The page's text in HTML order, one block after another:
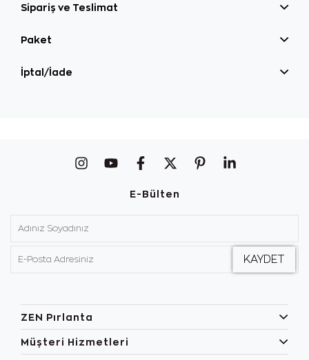
Sipariş ve Teslimat
Paket
İptal/İade
E-Bülten
ZEN Pırlanta
Müşteri Hizmetleri